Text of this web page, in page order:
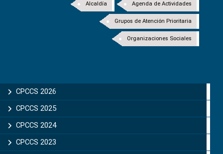
Agenda de Actividades
Alcaldía
Grupos de Atención Prioritaria
Organizaciones Sociales
CPCCS 2026
CPCCS 2025
CPCCS 2024
CPCCS 2023